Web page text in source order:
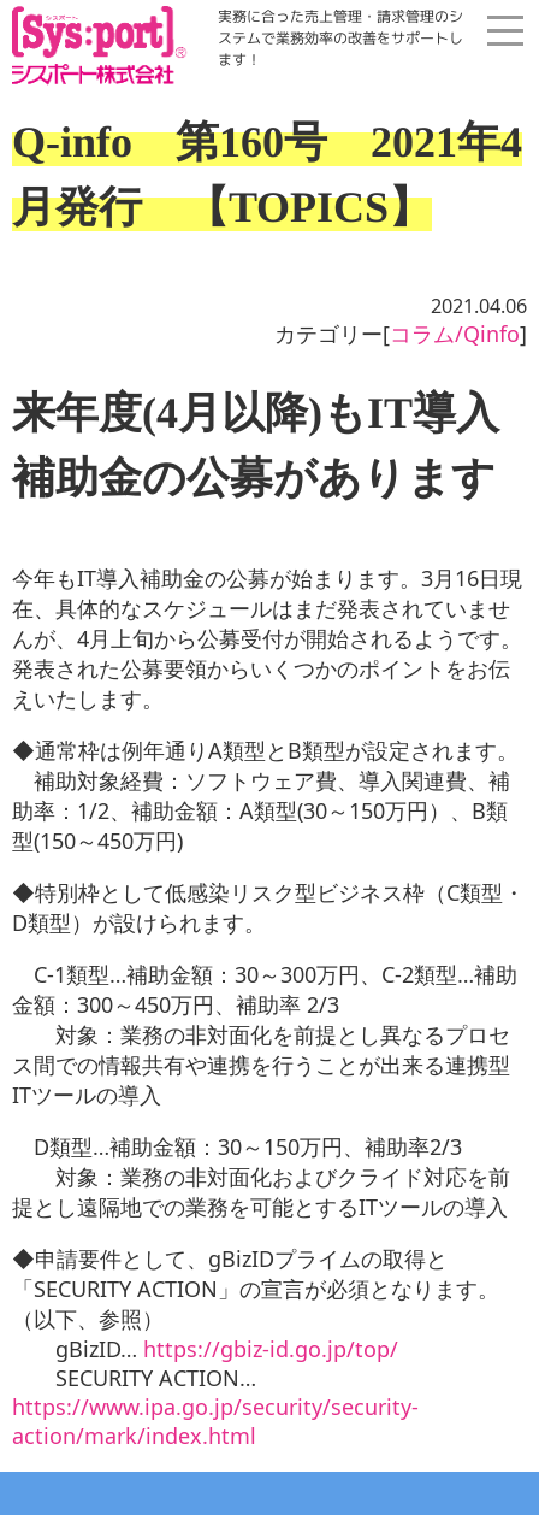
実務に合った売上管理・請求管理のシ
ステムで業務効率の改善をサポートし
ます！
展示会・勉強会
コラム・Qinfo
会社案内
資料請求
お問い合わせ
Q-info 第160号 2021年4
月発行 【TOPICS】
2021.04.06
カテゴリー[コラム/Qinfo]
来年度(4月以降)もIT導入
補助金の公募があります
今年もIT導入補助金の公募が始まります。3月16日現
在、具体的なスケジュールはまだ発表されていませ
んが、4月上旬から公募受付が開始されるようです。
発表された公募要領からいくつかのポイントをお伝
えいたします。
◆通常枠は例年通りA類型とB類型が設定されます。
補助対象経費：ソフトウェア費、導入関連費、補
助率：1/2、補助金額：A類型(30～150万円）、B類
型(150～450万円)
◆特別枠として低感染リスク型ビジネス枠（C類型・
D類型）が設けられます。
C-1類型…補助金額：30～300万円、C-2類型…補助
金額：300～450万円、補助率 2/3
対象：業務の非対面化を前提とし異なるプロセ
ス間での情報共有や連携を行うことが出来る連携型
ITツールの導入
D類型…補助金額：30～150万円、補助率2/3
対象：業務の非対面化およびクライド対応を前
提とし遠隔地での業務を可能とするITツールの導入
◆申請要件として、gBizIDプライムの取得と
「SECURITY ACTION」の宣言が必須となります。
（以下、参照）
gBizID… https://gbiz-id.go.jp/top/
SECURITY ACTION…
https://www.ipa.go.jp/security/security-
action/mark/index.html